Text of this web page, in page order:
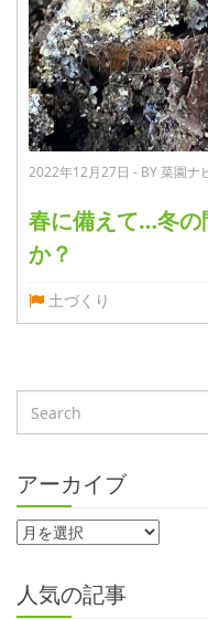
2022年12月27日 - BY 菜園ナ
春に備えて…冬の
か？
土づくり
アーカイブ
人気の記事